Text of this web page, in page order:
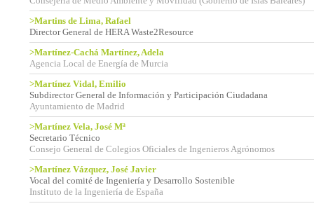
>Martins de Lima, Rafael
Director General de HERA Waste2Resource
>Martínez-Cachá Martínez, Adela
Agencia Local de Energía de Murcia
>Martínez Vidal, Emilio
Subdirector General de Información y Participación Ciudadana
Ayuntamiento de Madrid
>Martínez Vela, José Mª
Secretario Técnico
Consejo General de Colegios Oficiales de Ingenieros Agrónomos
>Martínez Vázquez, José Javier
Vocal del comité de Ingeniería y Desarrollo Sostenible
Instituto de la Ingeniería de España